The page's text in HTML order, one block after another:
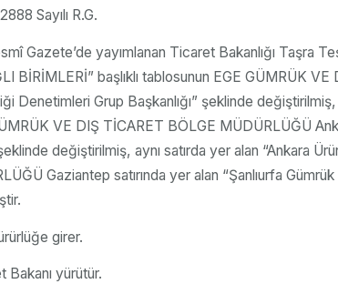
Sayılı R.G.
Gazete’de yayımlanan Ticaret Bakanlığı
BİRİMLERİ” başlıklı tablosunun EGE GÜMRÜK
Denetimleri Grup Başkanlığı” şeklinde
VE DIŞ TİCARET BÖLGE MÜDÜRLÜĞÜ
değiştirilmiş, aynı satırda yer alan “Ankara
Gaziantep satırında yer alan “Şanlıurfa
girer.
Bakanı yürütür.